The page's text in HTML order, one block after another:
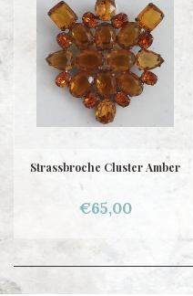
Strassbroche Cluster Amber
€65,00